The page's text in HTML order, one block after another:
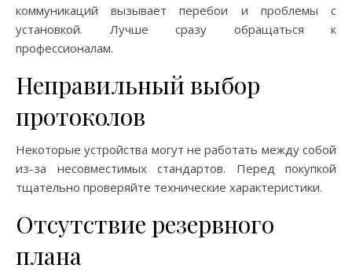
коммуникаций вызывает перебои и проблемы с
установкой. Лучше сразу обращаться к
профессионалам.
Неправильный выбор
протоколов
Некоторые устройства могут не работать между собой
из-за несовместимых стандартов. Перед покупкой
тщательно проверяйте технические характеристики.
Отсутствие резервного
плана